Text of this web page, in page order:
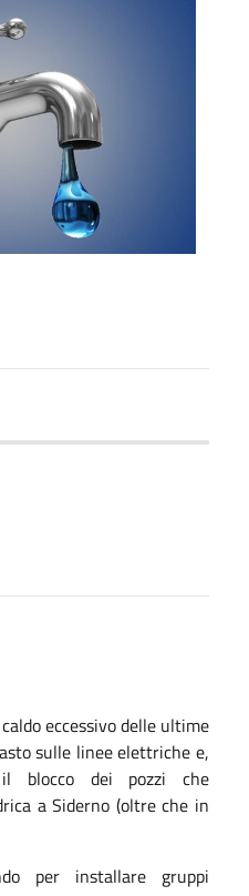
eccessivo delle ultime
sulle linee elettriche e,
il blocco dei pozzi che
a Siderno (oltre che in
per installare gruppi